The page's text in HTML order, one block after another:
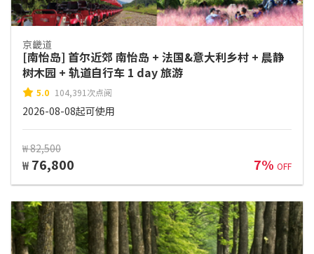
京畿道
[南怡岛] 首尔近郊 南怡岛 + 法国&意大利乡村 + 晨静
树木园 + 轨道自行车 1 day 旅游
5.0 104,391次点阅
2026-08-08起可使用
₩ 82,500
₩ 76,800 7% OFF